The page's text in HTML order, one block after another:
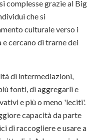
complesse grazie al Big
che si
culturale verso i
cercano di trarne dei
di intermediazioni,
fonti, di aggregarli e
e più o meno 'leciti'.
capacità da parte
di raccogliere e usare a